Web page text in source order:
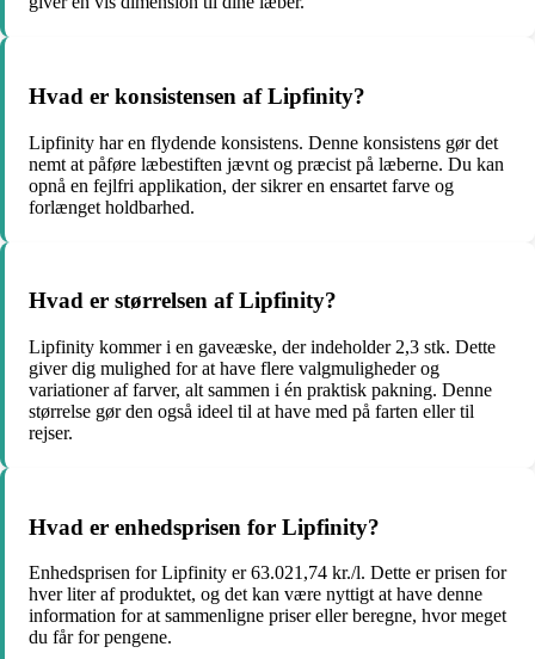
Hvad er konsistensen af Lipfinity?
Lipfinity har en flydende konsistens. Denne konsistens gør det
nemt at påføre læbestiften jævnt og præcist på læberne. Du kan
opnå en fejlfri applikation, der sikrer en ensartet farve og
forlænget holdbarhed.
Hvad er størrelsen af Lipfinity?
Lipfinity kommer i en gaveæske, der indeholder 2,3 stk. Dette
giver dig mulighed for at have flere valgmuligheder og
variationer af farver, alt sammen i én praktisk pakning. Denne
størrelse gør den også ideel til at have med på farten eller til
rejser.
Hvad er enhedsprisen for Lipfinity?
Enhedsprisen for Lipfinity er 63.021,74 kr./l. Dette er prisen for
hver liter af produktet, og det kan være nyttigt at have denne
information for at sammenligne priser eller beregne, hvor meget
du får for pengene.